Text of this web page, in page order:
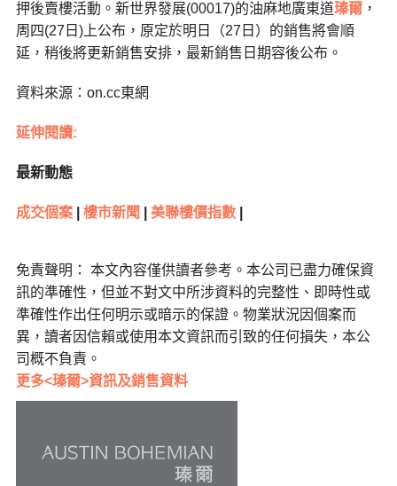
押後賣樓活動。新世界發展(00017)的油麻地廣東道瑧爾，
周四(27日)上公布，原定於明日（27日）的銷售將會順
延，稍後將更新銷售安排，最新銷售日期容後公布。
資料來源：on.cc東網
延伸閱讀:
最新動態
成交個案| 樓市新聞 美聯樓價指數|
免責聲明： 本文內容僅供讀者參考。本公司已盡力確保資
訊的準確性，但並不對文中所涉資料的完整性、即時性或
準確性作出任何明示或暗示的保證。物業狀況因個案而
異，讀者因信賴或使用本文資訊而引致的任何損失，本公
司概不負責。
更多<瑧爾>資訊及銷售資料